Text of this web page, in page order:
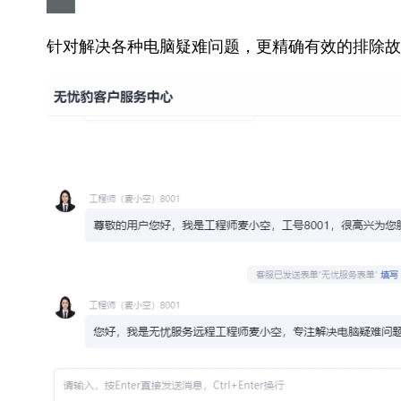
针对解决各种电脑疑难问题，更精确有效的排除